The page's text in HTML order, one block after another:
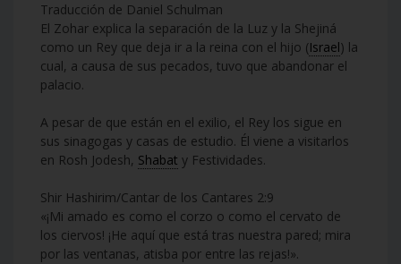
Traducción de Daniel Schulman
El Zohar explica la separación de la Luz y la Shejiná
como un Rey que deja ir a la reina con el hijo (Israel) la
cual, a causa de sus pecados, tuvo que abandonar el
palacio.
A pesar de que están en el exilio, el Rey los sigue en
sus sinagogas y casas de estudio. Él viene a visitarlos
en Rosh Jodesh, Shabat y Festividades.
Shir Hashirim/Cantar de los Cantares 2:9
«¡Mi amado es como el corzo o como el cervato de
los ciervos! ¡He aquí que está tras nuestra pared; mira
por las ventanas, atisba por entre las rejas!».